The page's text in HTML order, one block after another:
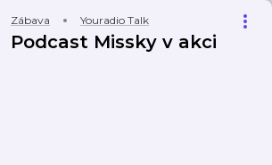
Zábava Youradio Talk
Podcast Missky v akci